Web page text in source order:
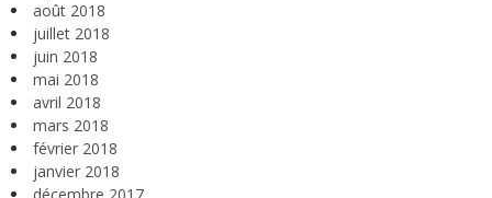
août 2018
juillet 2018
juin 2018
mai 2018
avril 2018
mars 2018
février 2018
janvier 2018